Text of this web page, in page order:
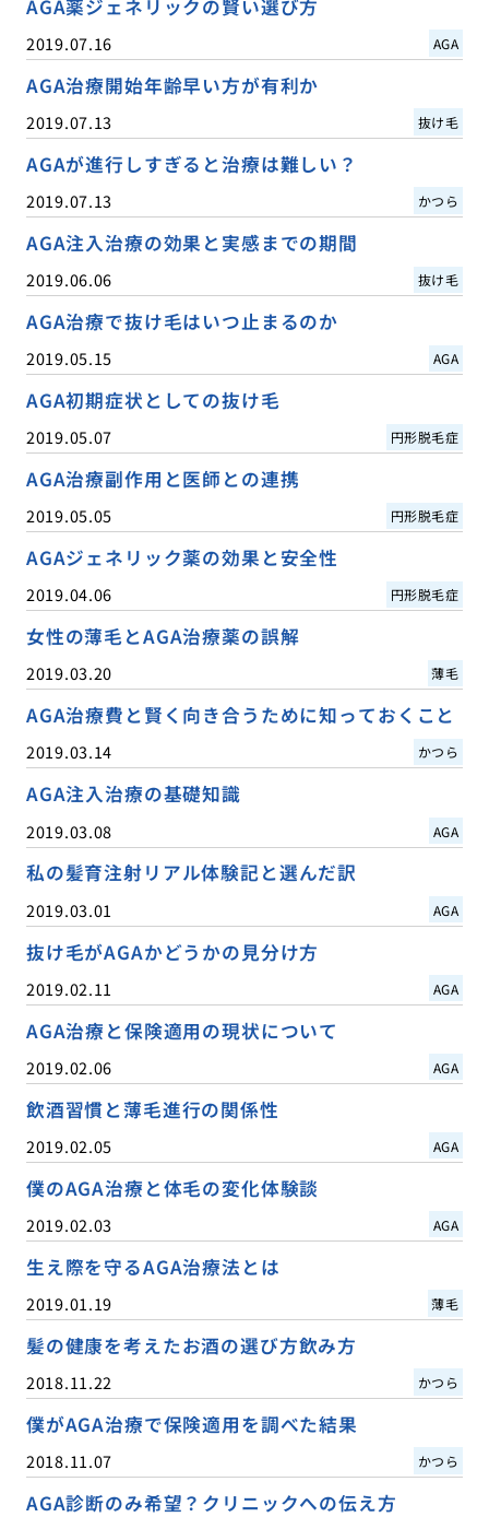
AGA薬ジェネリックの賢い選び方
2019.07.16 AGA
AGA治療開始年齢早い方が有利か
2019.07.13 抜け毛
AGAが進行しすぎると治療は難しい？
2019.07.13 かつら
AGA注入治療の効果と実感までの期間
2019.06.06 抜け毛
AGA治療で抜け毛はいつ止まるのか
2019.05.15 AGA
AGA初期症状としての抜け毛
2019.05.07 円形脱毛症
AGA治療副作用と医師との連携
2019.05.05 円形脱毛症
AGAジェネリック薬の効果と安全性
2019.04.06 円形脱毛症
女性の薄毛とAGA治療薬の誤解
2019.03.20 薄毛
AGA治療費と賢く向き合うために知っておくこと
2019.03.14 かつら
AGA注入治療の基礎知識
2019.03.08 AGA
私の髪育注射リアル体験記と選んだ訳
2019.03.01 AGA
抜け毛がAGAかどうかの見分け方
2019.02.11 AGA
AGA治療と保険適用の現状について
2019.02.06 AGA
飲酒習慣と薄毛進行の関係性
2019.02.05 AGA
僕のAGA治療と体毛の変化体験談
2019.02.03 AGA
生え際を守るAGA治療法とは
2019.01.19 薄毛
髪の健康を考えたお酒の選び方飲み方
2018.11.22 かつら
僕がAGA治療で保険適用を調べた結果
2018.11.07 かつら
AGA診断のみ希望？クリニックへの伝え方